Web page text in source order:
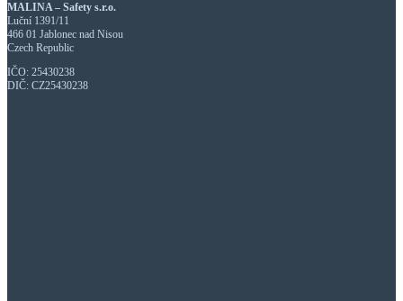
MALINA – Safety s.r.o.
Luční 1391/11
466 01 Jablonec nad Nisou
Czech Republic
IČO: 25430238
DIČ: CZ25430238